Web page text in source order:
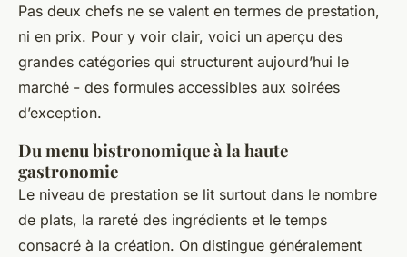
Pas deux chefs ne se valent en termes de prestation,
ni en prix. Pour y voir clair, voici un aperçu des
grandes catégories qui structurent aujourd’hui le
marché - des formules accessibles aux soirées
d’exception.
Du menu bistronomique à la haute
gastronomie
Le niveau de prestation se lit surtout dans le nombre
de plats, la rareté des ingrédients et le temps
consacré à la création. On distingue généralement